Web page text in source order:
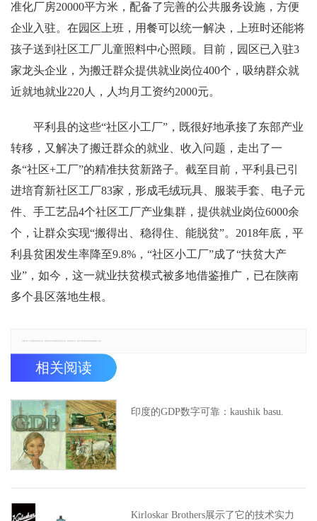
准化厂房20000平方米，配备了完善的公共服务设施，方便
企业入驻。在园区上班，用餐可以统一解决，上班时还能将
孩子送到社区工厂儿童照料中心照顾。目前，园区已入驻3
家龙头企业，为搬迁群众提供就业岗位400个，吸纳群众就
近就地就业220人，人均月工资约2000元。
平利县的这些“社区小工厂”，既很好地承接了东部产业
转移，又解决了搬迁群众的就业、收入问题，走出了一
条“社区+工厂”的精准扶贫新路子。截至目前，平利县已引
进培育新社区工厂83家，形成毛绒玩具、服装手套、电子元
件、手工艺品4个社区工厂产业集群，提供就业岗位6000余
个，让群众实现“搬得出、稳得住、能脱贫”。2018年底，平
利县贫困发生率降至9.8%，“社区小工厂”成了“扶贫大产
业”，如今，这一就业扶贫模式被多地借鉴推广，已在陕南
多个县区落地生根。
相关阅读
印度的GDP数字可靠：kaushik basu.
Kirloskar Brothers展示了它的技术实力